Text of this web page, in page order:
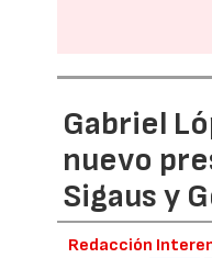
Gabriel
nuevo
Sigaus y
Redacción